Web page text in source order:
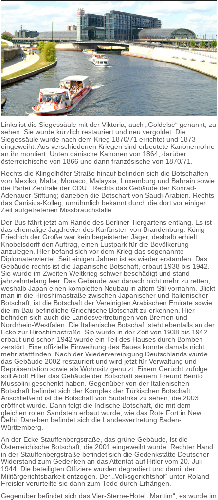
Links ist die Siegessäule mit der Viktoria, auch „Goldelse“ genannt, zu
sehen. Sie wurde kürzlich restauriert und neu vergoldet. Die
Siegessäule wurde nach dem Krieg 1870/71 errichtet und 1873
eingeweiht. Aus verschiedenen Kriegen sind erbeutete Kanonenrohre
an ihr montiert. Unten dänische Kanonen von 1864, darüber
österreichische von 1866 und dann französische von 1870/71.
Rechts die Klingelhöfer Straße hinauf befinden sich die Botschaften
von Mexiko, Malta, Monaco, Malaysia, Luxemburg und Bahrain sowie
die Partei Zentrale der CDU. Rechts das Gebäude der Konrad-
Adenauer-Sitftung; daneben die Botschaft von Saudi-Arabien. Rechts
das Canisius-Kolleg, unrühmlich bekannt durch die dort vor einiger
Zeit aufgetretenen Missbrauchsfälle.
Der Bus fährt jetzt am Rande des Berliner Tiergartens entlang. Es ist
das ehemalige Jagdrevier des Kurfürsten von Brandenburg. König
Friedrich der Große war kein begeisterter Jäger, deshalb erhielt
Knobelsdorff den Auftrag, einen Lustpark für die Bevölkerung
anzulegen. Hier befand sich vor dem Krieg das sogenannte
Diplomatenviertel. Seit einigen Jahren ist es wieder erstanden: Das
Gebäude rechts ist die Japanische Botschaft, erbaut 1938 bis 1942.
Sie wurde im Zweiten Weltkrieg schwer beschädigt und stand
jahrzehntelang leer. Das Gebäude war danach nicht mehr zu retten,
weshalb Japan einen kompletten Neubau in altem Stil vornahm. Blickt
man in die Hiroshimastraße zwischen Japanischer und Italienischer
Botschaft, ist die Botschaft der Vereinigten Arabischen Emirate sowie
die im Bau befindliche Griechische Botschaft zu erkennen. Hier
befinden sich auch die Landesvertretungen von Bremen und
Nordrhein-Westfalen. Die Italienische Botschaft steht ebenfalls an der
Ecke zur Hiroshimastraße. Sie wurde in der Zeit von 1938 bis 1942
erbaut und schon 1942 wurde ein Teil des Hauses durch Bomben
zerstört. Eine offizielle Einweihung des Baues konnte damals nicht
mehr stattfinden. Nach der Wiedervereinigung Deutschlands wurde
das Gebäude 2002 restauriert und wird jetzt für Verwaltung und
Repräsentation sowie als Wohnsitz genutzt. Einem Gerücht zufolge
soll Adolf Hitler das Gebäude der Botschaft seinem Freund Benito
Mussolini geschenkt haben. Gegenüber von der Italienischen
Botschaft befindet sich der Komplex der Türkischen Botschaft.
Anschließend ist die Botschaft von Südafrika zu sehen, die 2003
eröffnet wurde. Dann folgt die Indische Botschaft, die mit dem
gleichen roten Sandstein erbaut wurde, wie das Rote Fort in New
Delhi. Daneben befindet sich die Landesvertretung Baden-
Württemberg.
An der Ecke Stauffenbergstraße, das grüne Gebäude, ist die
Österreichische Botschaft, die 2001 eingeweiht wurde. Rechter Hand
in der Stauffenbergstraße befindet sich die Gedenkstätte Deutscher
Widerstand zum Gedenken an das Attentat auf Hitler vom 20. Juli
1944. Die beteiligten Offiziere wurden degradiert und damit der
Militärgerichtsbarkeit entzogen. Der „Volksgerichtshof“ unter Roland
Freisler verurteilte sie dann zum Tode durch Erhängen.
Gegenüber befindet sich das Vier-Sterne-Hotel „Maritim“; es wurde im